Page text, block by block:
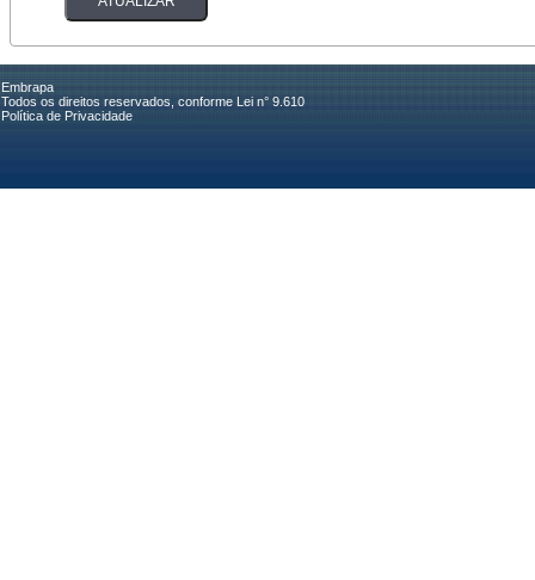
Embrapa
Todos os direitos reservados, conforme Lei n° 9.610
Política de Privacidade